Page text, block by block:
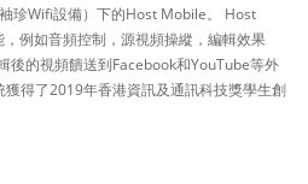
珍Wifi設備）下的Host Mobile。 Host
例如音頻控制，源視頻操縱，編輯效果
後的視頻饋送到Facebook和YouTube等外
得了2019年香港資訊及通訊科技獎學生創